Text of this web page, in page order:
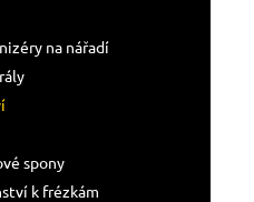
na nářadí
spony
k frézkám